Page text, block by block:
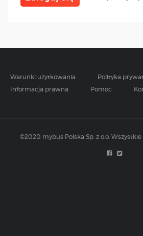
Warunki użytkowania
Polityka
Informacja prawna
Pomoc
©2020 mybus Polska Sp. z o.o.